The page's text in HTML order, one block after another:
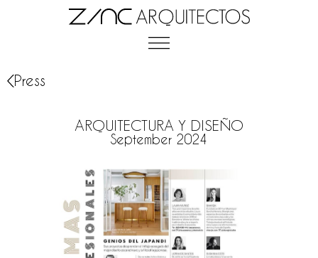
Press
ARQUITECTURA Y DISEÑO
September 2024